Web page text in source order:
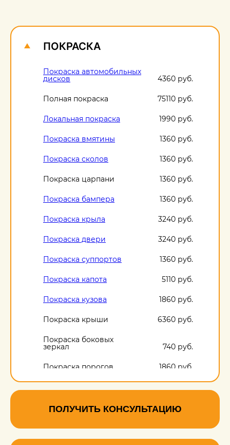
ПОКРАСКА
Покраска автомобильных
дисков 4360 руб.
Полная покраска 75110 руб.
Локальная покраска 1990 руб.
Покраска вмятины 1360 руб.
Покраска сколов 1360 руб.
Покраска царпани 1360 руб.
Покраска бампера 1360 руб.
Покраска крыла 3240 руб.
Покраска двери 3240 руб.
Покраска суппортов 1360 руб.
Покраска капота 5110 руб.
Покраска кузова 1860 руб.
Покраска крыши 6360 руб.
Покраска боковых
зеркал 740 руб.
Покраска порогов 1860 руб.
ПОЛУЧИТЬ КОНСУЛЬТАЦИЮ